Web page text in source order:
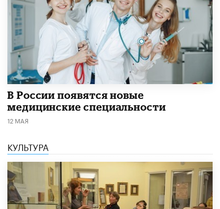
В России появятся новые
медицинские специальности
12 МАЯ
КУЛЬТУРА